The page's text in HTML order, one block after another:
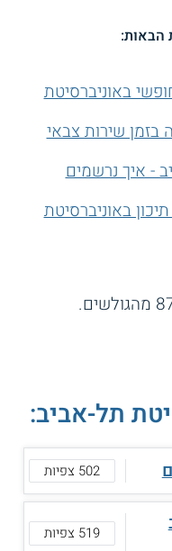
הבאות:
באוניברסיטת
בזמן שירות צבאי
- איך נרשמים
תיכון באוניברסיטת
תל-אביב:
502 צפיות
519 צפיות